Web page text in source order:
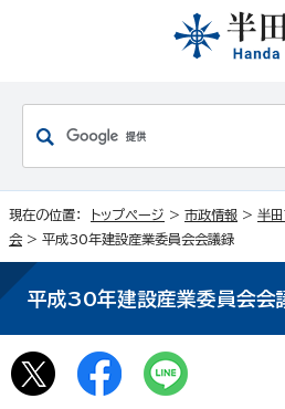
現在の位置： トップページ > 市政情報 > 半
会 > 平成30年建設産業委員会会議録
平成30年建設産業委員会会